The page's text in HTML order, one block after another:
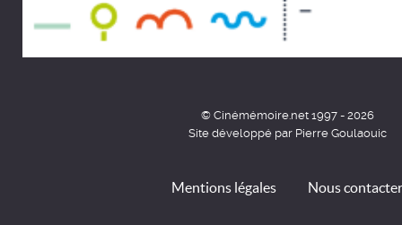
© Cinémémoire.net 1997 - 2026
Site développé par Pierre Goulaouic
Mentions légales Nous contacter